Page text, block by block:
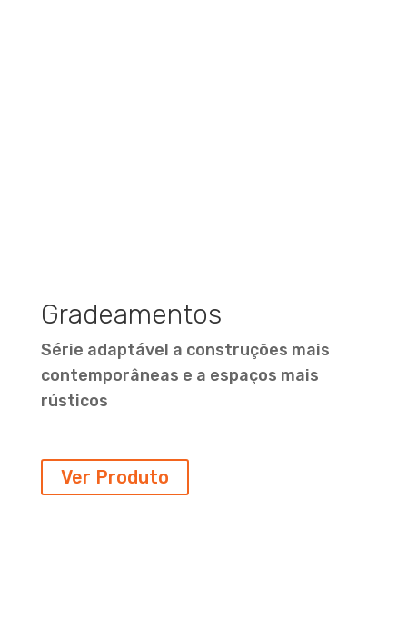
Gradeamentos
Série adaptável a construções mais
contemporâneas e a espaços mais
rústicos
Ver Produto